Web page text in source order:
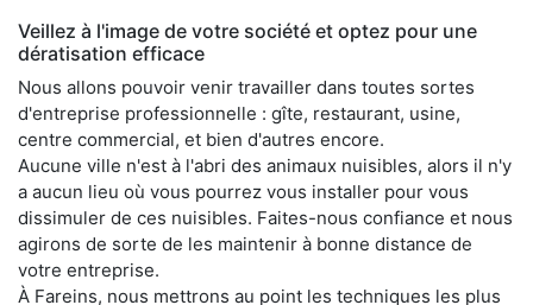
Veillez à l'image de votre société et optez pour une
dératisation efficace
Nous allons pouvoir venir travailler dans toutes sortes
d'entreprise professionnelle : gîte, restaurant, usine,
centre commercial, et bien d'autres encore.
Aucune ville n'est à l'abri des animaux nuisibles, alors il n'y
a aucun lieu où vous pourrez vous installer pour vous
dissimuler de ces nuisibles. Faites-nous confiance et nous
agirons de sorte de les maintenir à bonne distance de
votre entreprise.
À Fareins, nous mettrons au point les techniques les plus